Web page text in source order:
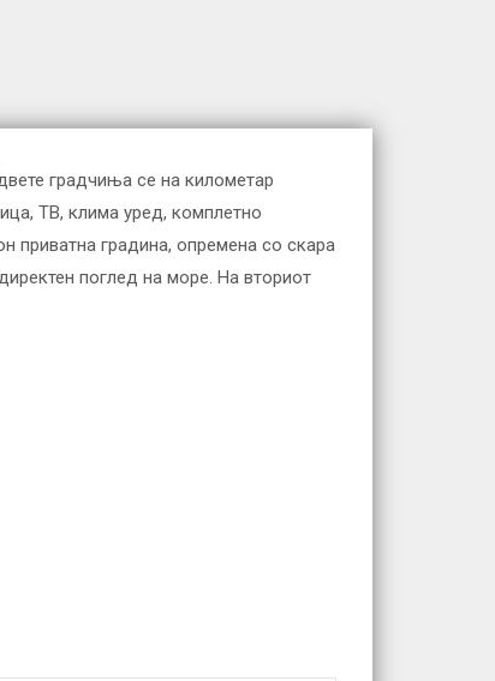
градчиња се на километар
ТВ, клима уред, комплетно
приватна градина, опремена со скара
поглед на море. На вториот